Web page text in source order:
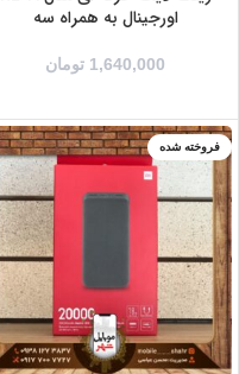
اورجینال به همراه سه
1,640,000 تومان
فروخته شده